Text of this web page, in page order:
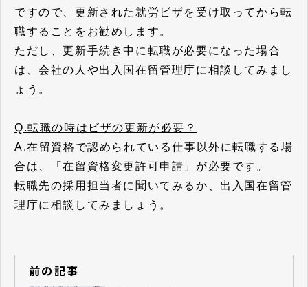
ですので、更新された就労ビザを受け取ってから転
職することをお勧めします。
ただし、更新手続き中に転職が必要になった場合
は、会社の人や出入国在留管理庁に相談してみまし
ょう。
Q.転職の時はビザの更新が必要？
A.在留資格で認められている仕事以外に転職する場
合は、「在留資格変更許可申請」が必要です。
転職先の採用担当者に聞いてみるか、出入国在留管
理庁に相談してみましょう。
前の記事